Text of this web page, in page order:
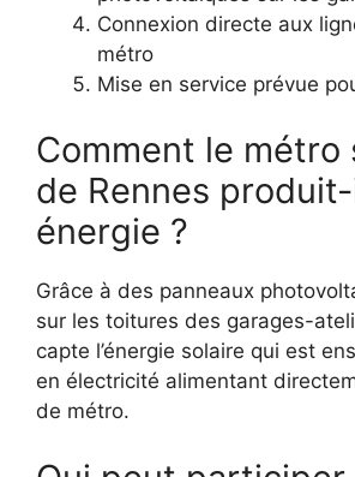
Connexion directe aux
métro
Mise en service prévue
Comment le métro
de Rennes
énergie ?
Grâce à des panneaux
sur les toitures des garages-
capte l’énergie solaire qui est
en électricité alimentant
de métro.